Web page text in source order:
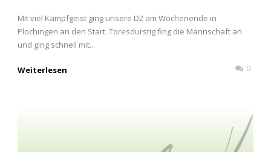
Mit viel Kampfgeist ging unsere D2 am Wochenende in
Plochingen an den Start. Toresdurstig fing die Mannschaft an
und ging schnell mit...
Weiterlesen 0